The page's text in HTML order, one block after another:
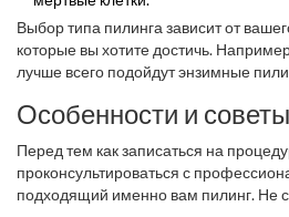
Выбор типа пилинга зависит от
которые вы хотите достичь.
лучше всего подойдут энзимные
Особенности и советы
Перед тем как записаться на
проконсультироваться с
подходящий именно вам пилинг. Не